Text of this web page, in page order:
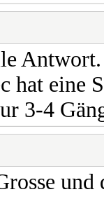
hat eine
3-4